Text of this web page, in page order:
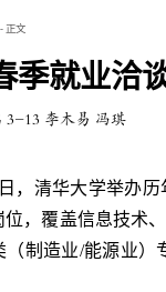
- 正文
季就业洽
3-13 李木易 冯琪
，清华大学举办
，覆盖信息技术
（制造业/能源业）